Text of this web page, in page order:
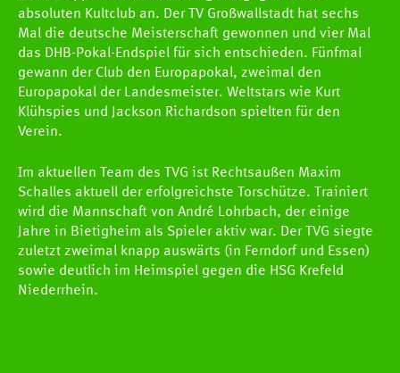
TEAMS
SPIELE
NEWS
Newscenter
Pressestelle
Handball Aktuell
absoluten Kultclub an. Der TV Großwallstadt hat sechs
Mal die deutsche Meisterschaft gewonnen und vier Mal
das DHB-Pokal-Endspiel für sich entschieden. Fünfmal
gewann der Club den Europapokal, zweimal den
Europapokal der Landesmeister. Weltstars wie Kurt
Klühspies und Jackson Richardson spielten für den
Verein.
Im aktuellen Team des TVG ist Rechtsaußen Maxim
Schalles aktuell der erfolgreichste Torschütze. Trainiert
wird die Mannschaft von André Lohrbach, der einige
Jahre in Bietigheim als Spieler aktiv war. Der TVG siegte
zuletzt zweimal knapp auswärts (in Ferndorf und Essen)
sowie deutlich im Heimspiel gegen die HSG Krefeld
Niederrhein.